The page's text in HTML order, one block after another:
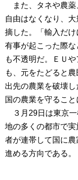
また、タネや農薬
自由はなくなり、
摘した。「輸入だ
有事が起こった際
も不透明だ。ＥＵ
も、元をたどると
出先の農業を破壊
国の農業を守ること
３月29日は東京一
地の多くの都市で
者が連帯して国に
進める方向である。